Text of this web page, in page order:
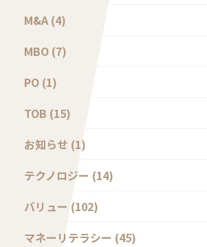
M&A (4)
MBO (7)
PO (1)
TOB (15)
お知らせ (1)
テクノロジー (14)
バリュー (102)
マネーリテラシー (45)